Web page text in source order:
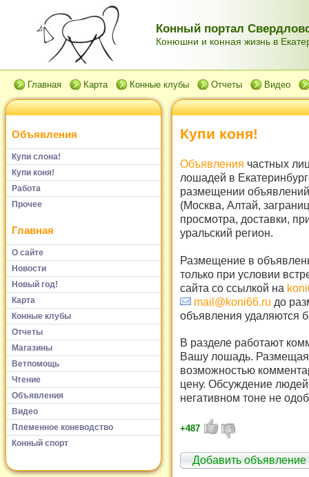
Конный портал
Конюшни и конная жизнь в
Главная Карта Конные клубы Отчеты Видео
Объявления
Купи слона!
Купи коня!
Работа
Прочее
Главная
О сайте
Новости
Новый год!
Карта
Конные клубы
Отчеты
Магазины
Ветпомощь
Чтение
Объявления
Видео
Племенное коневодство
Конный спорт
Купи коня!
Объявления частных
лошадей в
размещении
(Москва, Алтай,
просмотра, доставки,
уральский регион.
Размещение в
только при условии
сайта со ссылкой на
mail@koni66.ru до
объявления удаляются
В разделе работают
Вашу лошадь. Размещая
возможностью
цену. Обсуждение
негативном тоне не
+487
Добавить объявление